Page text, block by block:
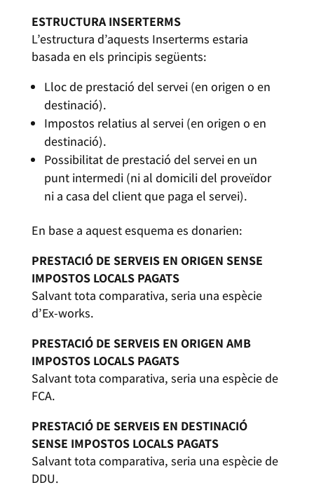
ESTRUCTURA INSERTERMS
L’estructura d’aquests Inserterms estaria
basada en els principis següents:
Lloc de prestació del servei (en origen o en
destinació).
Impostos relatius al servei (en origen o en
destinació).
Possibilitat de prestació del servei en un
punt intermedi (ni al domicili del proveïdor
ni a casa del client que paga el servei).
En base a aquest esquema es donarien:
PRESTACIÓ DE SERVEIS EN ORIGEN SENSE
IMPOSTOS LOCALS PAGATS
Salvant tota comparativa, seria una espècie
d’Ex-works.
PRESTACIÓ DE SERVEIS EN ORIGEN AMB
IMPOSTOS LOCALS PAGATS
Salvant tota comparativa, seria una espècie de
FCA.
PRESTACIÓ DE SERVEIS EN DESTINACIÓ
SENSE IMPOSTOS LOCALS PAGATS
Salvant tota comparativa, seria una espècie de
DDU.